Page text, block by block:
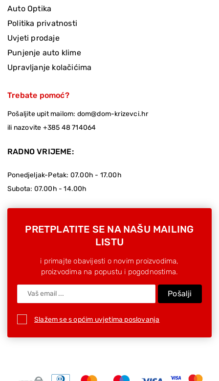
Auto Optika
Politika privatnosti
Uvjeti prodaje
Punjenje auto klime
Upravljanje kolačićima
Trebate pomoć?
Pošaljite upit mailom: dom@dom-krizevci.hr
ili nazovite +385 48 714064
RADNO VRIJEME:
Ponedjeljak-Petak: 07.00h - 17.00h
Subota: 07.00h - 14.00h
PRETPLATITE SE NA NAŠU MAILING
LISTU
i primajte obavijesti o novim proizvodima,
proizvodima na popustu i pogodnostima.
Pošalji
Slažem se s općim uvjetima poslovanja